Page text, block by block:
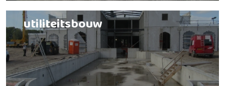
utiliteitsbouw